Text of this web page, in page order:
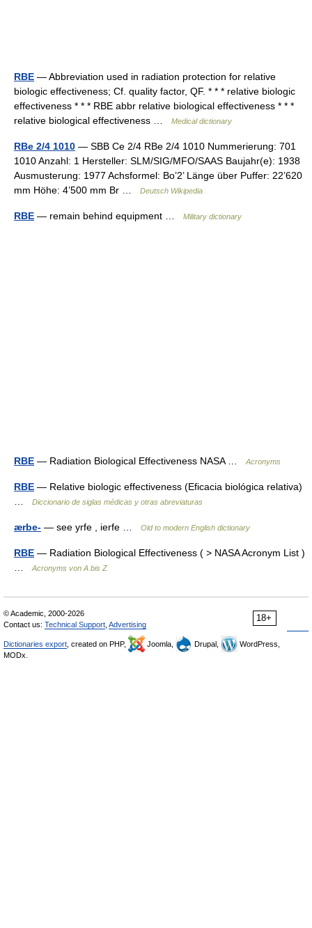
RBE — Abbreviation used in radiation protection for relative
biologic effectiveness; Cf. quality factor, QF. * * * relative biologic
effectiveness * * * RBE abbr relative biological effectiveness * * *
relative biological effectiveness …
Medical dictionary
RBe 2/4 1010 — SBB Ce 2/4 RBe 2/4 1010 Nummerierung: 701
1010 Anzahl: 1 Hersteller: SLM/SIG/MFO/SAAS Baujahr(e): 1938
Ausmusterung: 1977 Achsformel: Bo’2’ Länge über Puffer: 22’620
mm Höhe: 4’500 mm Br …
Deutsch Wikipedia
RBE — remain behind equipment … Military dictionary
RBE — Radiation Biological Effectiveness NASA … Acronyms
RBE — Relative biologic effectiveness (Eficacia biológica relativa)
Diccionario de siglas médicas y otras abreviaturas
ærbe- — see yrfe , ierfe … Old to modern English dictionary
RBE — Radiation Biological Effectiveness ( > NASA Acronym List )
Acronyms von A bis Z
18+
© Academic, 2000-2026
Contact us: Technical Support Advertising
Dictionaries export , created on PHP, Joomla, Drupal,
WordPress,
MODx.